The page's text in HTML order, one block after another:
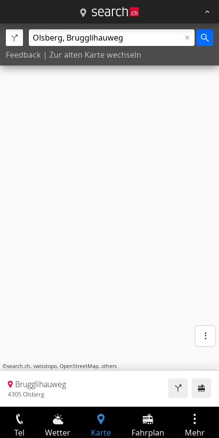
Feedback | Zur alten Karte wechseln
©search.ch, swisstopo, OpenStreetMap, others
Brugglihauweg
4305 Olsberg
Tel Wetter Karte Fahrplan Mehr